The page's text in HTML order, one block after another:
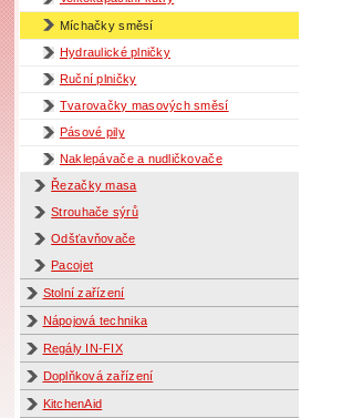
Míchačky směsí
Hydraulické plničky
Ruční plničky
Tvarovačky masových směsí
Pásové pily
Naklepávače a nudličkovače
Řezačky masa
Strouhače sýrů
Odšťavňovače
Pacojet
Stolní zařízení
Nápojová technika
Regály IN-FIX
Doplňková zařízení
KitchenAid